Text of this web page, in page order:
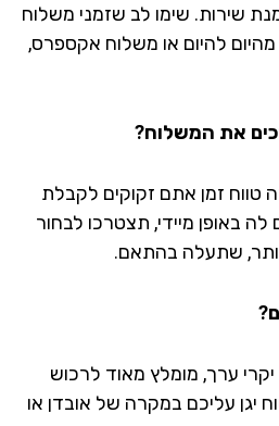
שימו לב שזמני משלוח
להיום או משלוח אקספרס,
המשלוח?
זמן אתם זקוקים לקבלת
מיידי, תצטרכו לבחור
שתעלה בהתאם.
מומלץ מאוד לרכוש
עליכם במקרה של אובדן או